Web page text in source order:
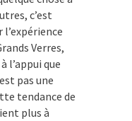
c’est
Verres,
l’appui que
pas une
tendance de
plus à